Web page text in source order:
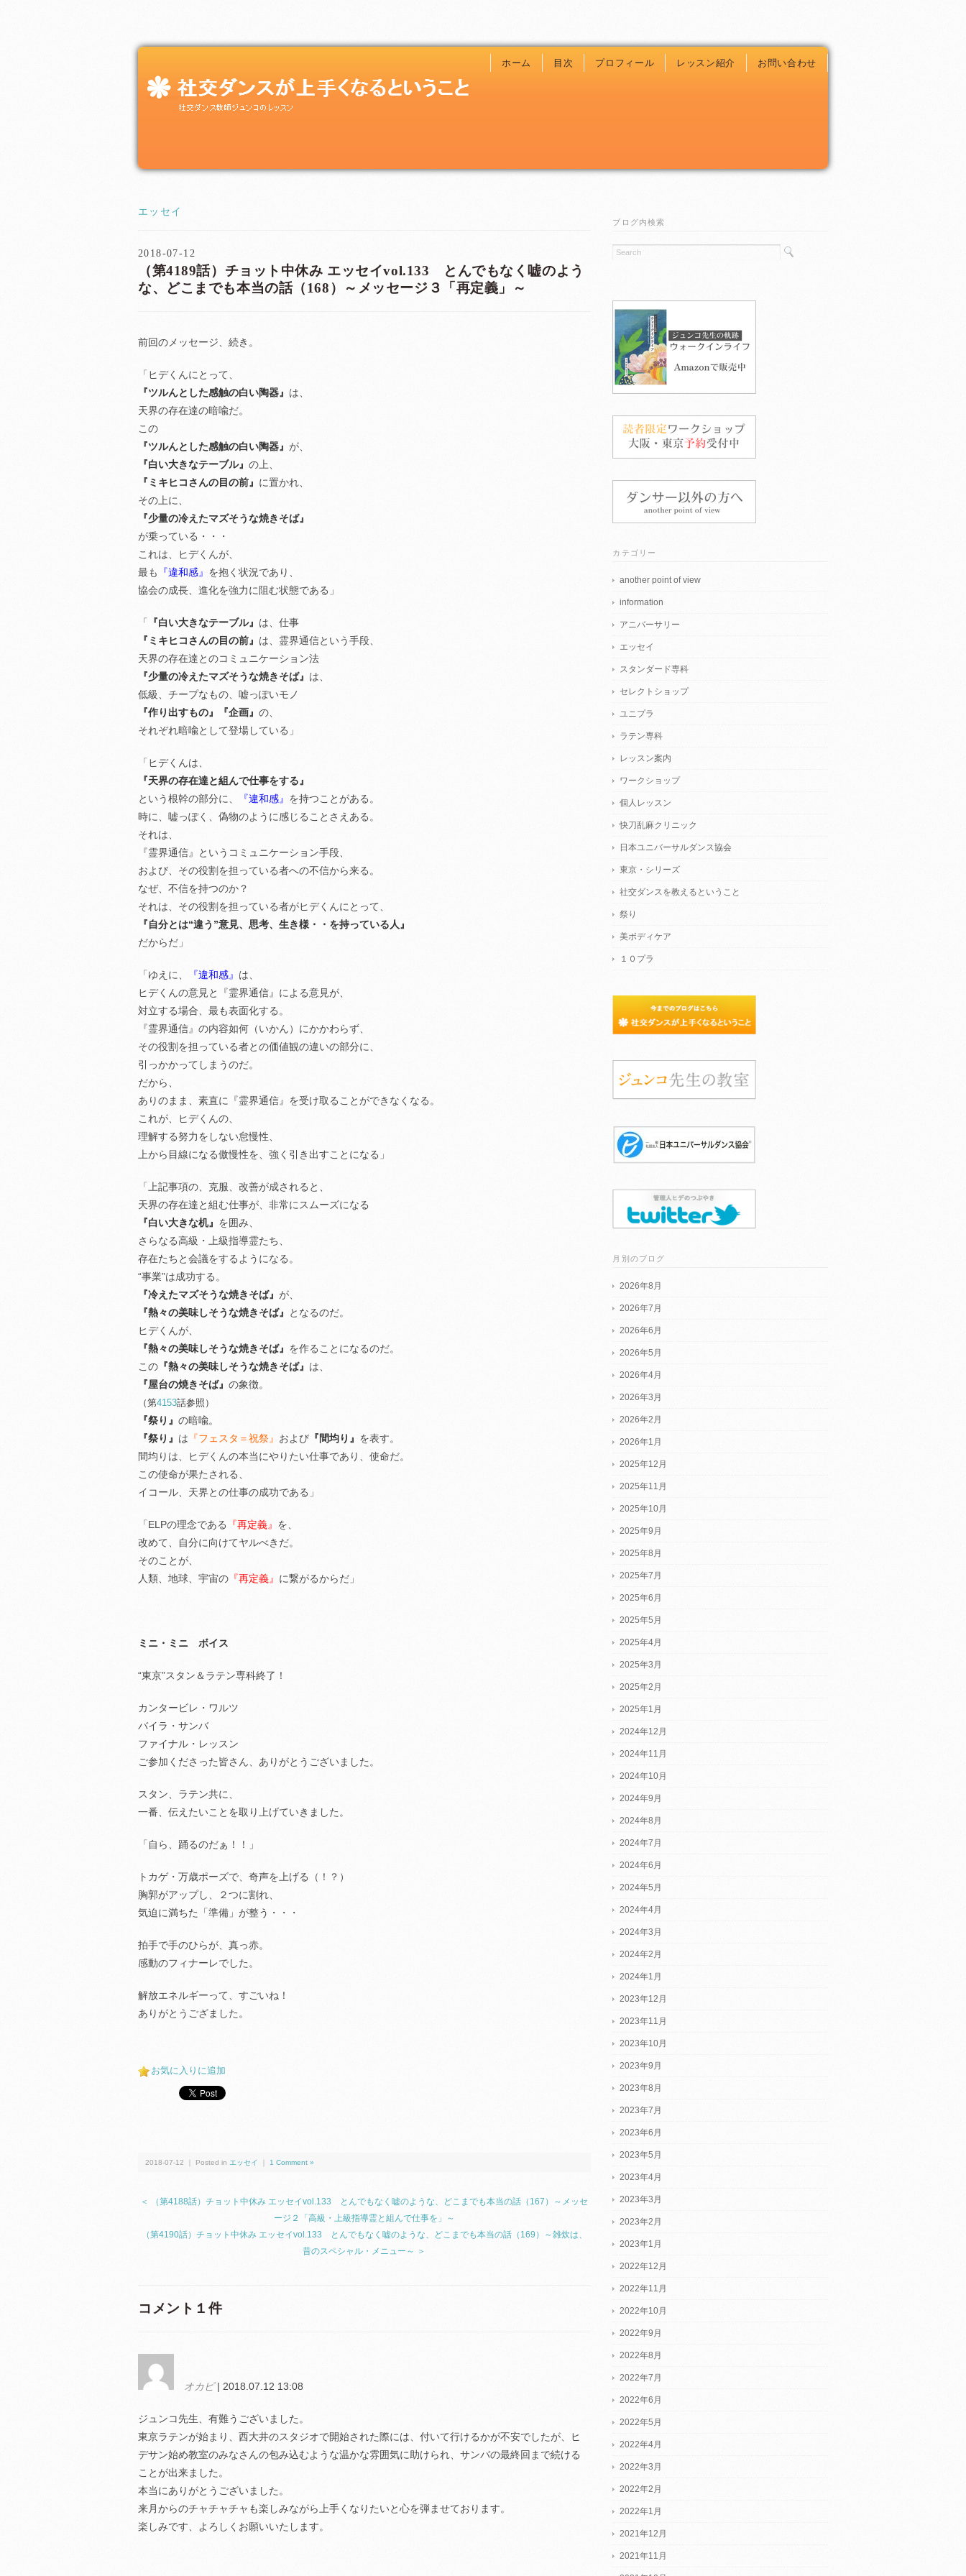
ホーム 目次 プロフィール レッスン紹介 お問い合わせ
エッセイ
2018-07-12
（第4189話）チョット中休み エッセイvol.133 とんでもなく嘘のよう
な、どこまでも本当の話（168）～メッセージ３「再定義」～
前回のメッセージ、続き。
「ヒデくんにとって、
『ツルんとした感触の白い陶器』 は、
天界の存在達の暗喩だ。
この
『ツルんとした感触の白い陶器』 が、
『白い大きなテーブル』 の上、
『ミキヒコさんの目の前』 に置かれ、
その上に、
『少量の冷えたマズそうな焼きそば』
が乗っている・・・
これは、ヒデくんが、
最も
『違和感』 を抱く状況であり、
協会の成長、進化を強力に阻む状態である」
「 『白い大きなテーブル』 は、仕事
『ミキヒコさんの目の前』 は、霊界通信という手段、
天界の存在達とのコミュニケーション法
『少量の冷えたマズそうな焼きそば』 は、
低級、チープなもの、嘘っぽいモノ
『作り出すもの』『企画』 の、
それぞれ暗喩として登場している」
「ヒデくんは、
『天界の存在達と組んで仕事をする』
という根幹の部分に、
『違和感』 を持つことがある。
時に、嘘っぽく、偽物のように感じることさえある。
それは、
『霊界通信』というコミュニケーション手段、
および、その役割を担っている者への不信から来る。
なぜ、不信を持つのか？
それは、その役割を担っている者がヒデくんにとって、
『自分とは“違う”意見、思考、生き様・・を持っている人』
だからだ」
「ゆえに、 『違和感』 は、
ヒデくんの意見と『霊界通信』による意見が、
対立する場合、最も表面化する。
『霊界通信』の内容如何（いかん）にかかわらず、
その役割を担っている者との価値観の違いの部分に、
引っかかってしまうのだ。
だから、
ありのまま、素直に『霊界通信』を受け取ることができなくなる。
これが、ヒデくんの、
理解する努力をしない怠慢性、
上から目線になる傲慢性を、強く引き出すことになる」
「上記事項の、克服、改善が成されると、
天界の存在達と組む仕事が、非常にスムーズになる
『白い大きな机』 を囲み、
さらなる高級・上級指導霊たち、
存在たちと会議をするようになる。
“事業”は成功する。
『冷えたマズそうな焼きそば』 が、
『熱々の美味しそうな焼きそば』
となるのだ。
ヒデくんが、
『熱々の美味しそうな焼きそば』 を作ることになるのだ。
この 『熱々の美味しそうな焼きそば』 は、
『屋台の焼きそば』 の象徴。
（第4153話参照）
『祭り』 の暗喩。
『祭り』 は 『フェスタ＝祝祭』 および 『間均り』 を表す。
間均りは、ヒデくんの本当にやりたい仕事であり、使命だ。
この使命が果たされる、
イコール、天界との仕事の成功である」
「ELPの理念である 『再定義』 を、
改めて、自分に向けてヤルべきだ。
そのことが、
人類、地球、宇宙の 『再定義』 に繋がるからだ」
ミニ・ミニ ボイス
“東京”スタン＆ラテン専科終了！
カンタービレ・ワルツ
バイラ・サンバ
ファイナル・レッスン
ご参加くださった皆さん、ありがとうございました。
スタン、ラテン共に、
一番、伝えたいことを取り上げていきました。
「自ら、踊るのだぁ！！」
トカゲ・万歳ポーズで、奇声を上げる（！？）
胸郭がアップし、２つに割れ、
気迫に満ちた「準備」が整う・・・
拍手で手のひらが、真っ赤。
感動のフィナーレでした。
解放エネルギーって、すごいね！
ありがとうござました。
お気に入りに追加
2018-07-12 ｜ Posted in エッセイ 1 Comment »
＜ （第4188話）チョット中休み エッセイvol.133 とんでもなく嘘のような、どこまでも本当の話（167）～メッセ
ージ２「高級・上級指導霊と組んで仕事を」～
（第4190話）チョット中休み エッセイvol.133 とんでもなく嘘のような、どこまでも本当の話（169）～雑炊は、
昔のスペシャル・メニュー～ ＞
コメント１件
オカピ| 2018.07.12 13:08
ジュンコ先生、有難うございました。
東京ラテンが始まり、西大井のスタジオで開始された際には、付いて行けるかが不安でしたが、ヒ
デサン始め教室のみなさんの包み込むような温かな雰囲気に助けられ、サンバの最終回まで続ける
ことが出来ました。
本当にありがとうございました。
来月からのチャチャチャも楽しみながら上手くなりたいと心を弾ませております。
楽しみです、よろしくお願いいたします。
ブログ内検索
カテゴリー
another point of view
information
アニバーサリー
エッセイ
スタンダード専科
セレクトショップ
ユニプラ
ラテン専科
レッスン案内
ワークショップ
個人レッスン
快刀乱麻クリニック
日本ユニバーサルダンス協会
東京・シリーズ
社交ダンスを教えるということ
祭り
美ボディケア
１０プラ
月別のブログ
2026年8月
2026年7月
2026年6月
2026年5月
2026年4月
2026年3月
2026年2月
2026年1月
2025年12月
2025年11月
2025年10月
2025年9月
2025年8月
2025年7月
2025年6月
2025年5月
2025年4月
2025年3月
2025年2月
2025年1月
2024年12月
2024年11月
2024年10月
2024年9月
2024年8月
2024年7月
2024年6月
2024年5月
2024年4月
2024年3月
2024年2月
2024年1月
2023年12月
2023年11月
2023年10月
2023年9月
2023年8月
2023年7月
2023年6月
2023年5月
2023年4月
2023年3月
2023年2月
2023年1月
2022年12月
2022年11月
2022年10月
2022年9月
2022年8月
2022年7月
2022年6月
2022年5月
2022年4月
2022年3月
2022年2月
2022年1月
2021年12月
2021年11月